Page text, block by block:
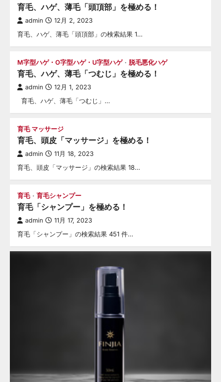
育毛、ハゲ、薄毛「頭頂部」を極める！
admin 12月 2, 2023
育毛、ハゲ、薄毛「頭頂部」の検索結果 1…
M字型ハゲ・O字型ハゲ・U字型ハゲ 脱毛悪化ハゲ
育毛、ハゲ、薄毛「つむじ」を極める！
admin 12月 1, 2023
育毛、ハゲ、薄毛「つむじ」…
育毛 マッサージ
育毛、頭皮「マッサージ」を極める！
admin 11月 18, 2023
育毛、頭皮「マッサージ」の検索結果 18…
育毛 育毛シャンプー
育毛「シャンプー」を極める！
admin 11月 17, 2023
育毛「シャンプー」の検索結果 451 件…